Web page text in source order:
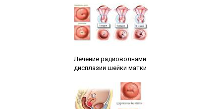
Лечение радиоволнами
дисплазии шейки матки